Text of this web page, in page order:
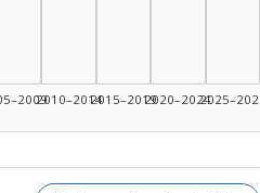
3
2010–20142015–20192020–20242025–2026